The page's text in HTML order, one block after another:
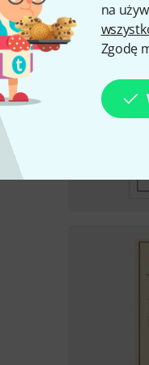
na
Zgodę